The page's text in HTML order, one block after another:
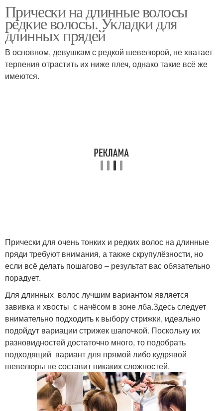
Прически на длинные волосы
редкие волосы. Укладки для
длинных прядей
В основном, девушкам с редкой шевелюрой, не хватает
терпения отрастить их ниже плеч, однако такие всё же
имеются.
Прически для очень тонких и редких волос на длинные
пряди требуют внимания, а также скрупулёзности, но
если всё делать пошагово – результат вас обязательно
порадует.
Для длинных волос лучшим вариантом является
завивка и хвосты с начёсом в зоне лба.Здесь следует
внимательно подходить к выбору стрижки, идеально
подойдут вариации стрижек шапочкой. Поскольку их
разновидностей достаточно много, то подобрать
подходящий вариант для прямой либо кудрявой
шевелюры не составит никаких сложностей.